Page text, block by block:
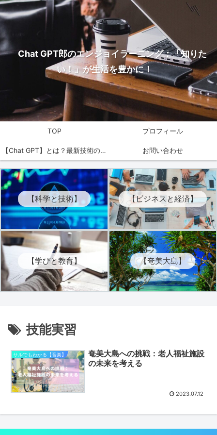
Chat GPT郎のエンジョイラーニング：「知りた
い！」が生活を豊かに！
TOP プロフィール
【Chat GPT】とは？最新技術の魅
力を解説！
お問い合わせ
【科学と技術】 【ビジネスと経済】
【学びと教育】 【奄美大島】
技能実習
サルでもわかる【音楽】
奄美大島への挑戦：老人福祉施設
の未来を考える
2023.07.12